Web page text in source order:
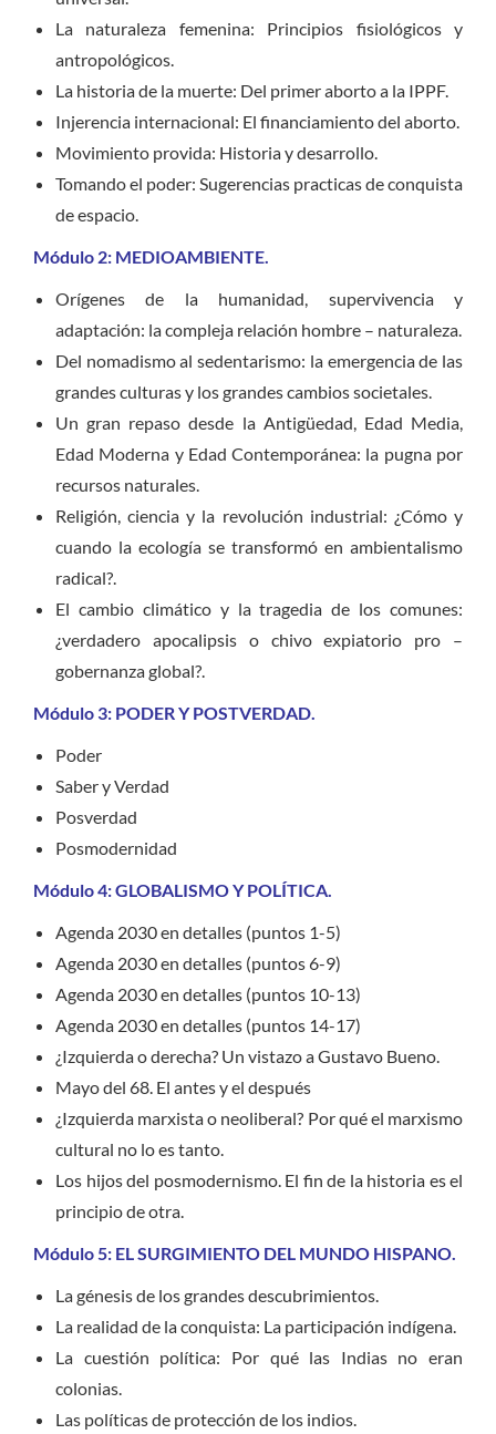
La naturaleza femenina: Principios fisiológicos y
antropológicos.
La historia de la muerte: Del primer aborto a la IPPF.
Injerencia internacional: El financiamiento del aborto.
Movimiento provida: Historia y desarrollo.
Tomando el poder: Sugerencias practicas de conquista
de espacio.
Módulo 2: MEDIOAMBIENTE.
Orígenes de la humanidad, supervivencia y
adaptación: la compleja relación hombre – naturaleza.
Del nomadismo al sedentarismo: la emergencia de las
grandes culturas y los grandes cambios societales.
Un gran repaso desde la Antigüedad, Edad Media,
Edad Moderna y Edad Contemporánea: la pugna por
recursos naturales.
Religión, ciencia y la revolución industrial: ¿Cómo y
cuando la ecología se transformó en ambientalismo
radical?.
El cambio climático y la tragedia de los comunes:
¿verdadero apocalipsis o chivo expiatorio pro –
gobernanza global?.
Módulo 3: PODER Y POSTVERDAD.
Poder
Saber y Verdad
Posverdad
Posmodernidad
Módulo 4: GLOBALISMO Y POLÍTICA.
Agenda 2030 en detalles (puntos 1-5)
Agenda 2030 en detalles (puntos 6-9)
Agenda 2030 en detalles (puntos 10-13)
Agenda 2030 en detalles (puntos 14-17)
¿Izquierda o derecha? Un vistazo a Gustavo Bueno.
Mayo del 68. El antes y el después
¿Izquierda marxista o neoliberal? Por qué el marxismo
cultural no lo es tanto.
Los hijos del posmodernismo. El fin de la historia es el
principio de otra.
Módulo 5: EL SURGIMIENTO DEL MUNDO HISPANO.
La génesis de los grandes descubrimientos.
La realidad de la conquista: La participación indígena.
La cuestión política: Por qué las Indias no eran
colonias.
Las políticas de protección de los indios.